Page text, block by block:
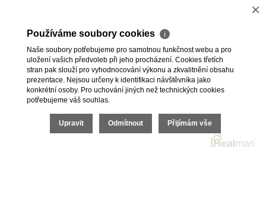
Soubory ke stažení
PENB
2026 © RKM development s.r.o., všechna práva vyhrazena |Cookies
Realitní SWRealman
×
Používáme soubory cookies ℹ
Naše soubory potřebujeme pro samotnou funkčnost webu a pro
uložení vašich předvoleb při jeho procházení. Cookies třetích
stran pak slouží pro vyhodnocování výkonu a zkvalitnění obsahu
prezentace. Nejsou určeny k identifikaci návštěvníka jako
konkrétní osoby. Pro uchování jiných než technických cookies
potřebujeme váš souhlas.
Upravit Odmítnout Přijímám vše